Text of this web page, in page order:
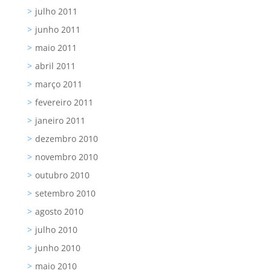
julho 2011
junho 2011
maio 2011
abril 2011
março 2011
fevereiro 2011
janeiro 2011
dezembro 2010
novembro 2010
outubro 2010
setembro 2010
agosto 2010
julho 2010
junho 2010
maio 2010